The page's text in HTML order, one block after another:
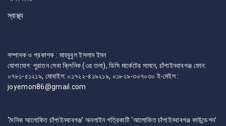
স্বাস্থ্য
সম্পাদক ও প্রকাশক : মাহবুবুল ইসলাম ইমন
যোগাযোগ: পুরাতন সেবা ক্লিনিক (৩য় তলা), ডিসি মার্কেটের সামনে, চাঁপাইনবাবগঞ্জ ফোন:
০৭৮১-৫১২১৯, মোবাইল: ০১৭২২-৪১৯২১৯, ০১৮২৯-৩০৭০৩০ ই-মেইল :
joyemon86@gmail.com
‘দৈনিক আলোকিত চাঁপাইনবাবগঞ্জ’ অনলাইন পত্রিকাটি ‘আলোকিত চাঁপাইনবাবগঞ্জ ফাউন্ডেশন’